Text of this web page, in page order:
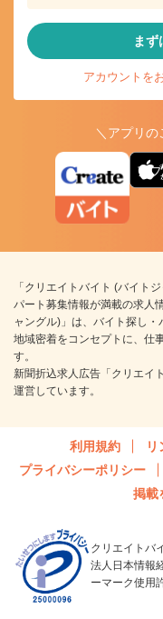
まず
アカウントを
＼アプリの
ア
「クリエイトバイト (バイト
パート募集情報が満載の求人
ャングル)」は、バイト探し・
地域密着をコンセプトに、仕
す。
新聞折込求人広告「クリエイ
運営しています。
利用規約 リ
プライバシーポリシー
掲載
クリエイトバ
法人日本情報
ーマーク使用